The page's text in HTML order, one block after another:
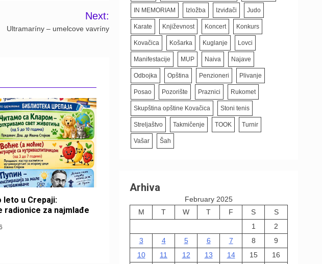
Next:
Ultramaríny – umelcove vavríny
leto u Crepaji:
radionice za najmlađe
IN MEMORIAM Izložba Izviđači Judo
Karate Književnost Koncert Konkurs
Kovačica Košarka Kuglanje Lovci
Manifestacije MUP Naiva Najave
Odbojka Opština Penzioneri Plivanje
Posao Pozorište Praznici Rukomet
Skupština opštine Kovačica Stoni tenis
Streljaštvo Takmičenje TOOK Turnir
Vašar Šah
Arhiva
February 2025
M
T W T F S
S
1
2
3
4 5 6 7 8
9
10
11 12 13 14 15
16